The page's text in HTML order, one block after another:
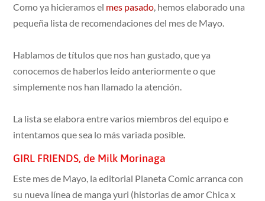
Como ya hicieramos el mes pasado, hemos elaborado una
pequeña lista de recomendaciones del mes de Mayo.
Hablamos de títulos que nos han gustado, que ya
conocemos de haberlos leído anteriormente o que
simplemente nos han llamado la atención.
La lista se elabora entre varios miembros del equipo e
intentamos que sea lo más variada posible.
GIRL FRIENDS, de Milk Morinaga
Este mes de Mayo, la editorial Planeta Comic arranca con
su nueva línea de manga yuri (historias de amor Chica x